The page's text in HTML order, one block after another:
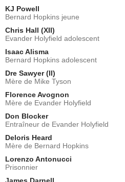
KJ Powell
Bernard Hopkins jeune
Chris Hall (XII)
Evander Holyfield adolescent
Isaac Alisma
Bernard Hopkins adolescent
Dre Sawyer (II)
Mère de Mike Tyson
Florence Avognon
Mère de Evander Holyfield
Don Blocker
Entraîneur de Evander Holyfield
Deloris Heard
Mère de Bernard Hopkins
Lorenzo Antonucci
Prisonnier
James Darnell